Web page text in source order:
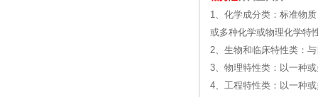
1、化学成分类：标准物
或多种化学或物理化学特
2、生物和临床特性类：
3、物理特性类：以一种
4、工程特性类：以一种